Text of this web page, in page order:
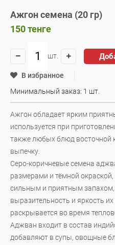
Ажгон семена (20 гр)
150тенге
шт.
В избранное
Минимальный заказ: 1 шт.
Ажгон обладает ярким
используется при
также любых блюд восточной
выпечку.
Серо-коричневые семена
размерами и тёмной
сильным и приятным запахом,
выразительность и яркость
раскрывается во время
Аджван входит в состав
добавляют в супы, овощные